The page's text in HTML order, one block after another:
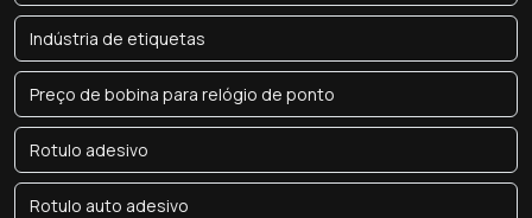
Indústria de etiquetas
Preço de bobina para relógio de ponto
Rotulo adesivo
Rotulo auto adesivo